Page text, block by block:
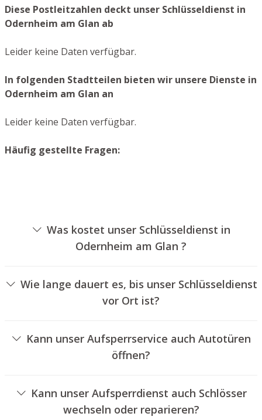
Diese Postleitzahlen deckt unser Schlüsseldienst in
Odernheim am Glan ab
Leider keine Daten verfügbar.
In folgenden Stadtteilen bieten wir unsere Dienste in
Odernheim am Glan an
Leider keine Daten verfügbar.
Häufig gestellte Fragen:
Was kostet unser Schlüsseldienst in
Odernheim am Glan ?
hängen von unterschiedlichen Faktoren ab, wie
beispielsweise der Art des Türschlosses, der Dauer der
Arbeiten und eventuellen Anfahrtskosten. Wir bieten
an.
Wie lange dauert es, bis unser Schlüsseldienst
vor Ort ist?
innerhalb von dreißig Minuten vor Ort. Die tatsächliche
Wartezeit hängt von der Entfernung des Einsatzortes zu
unserer Filiale und den aktuellen Verkehrsbedingungen
Kann unser Aufsperrservice auch Autotüren
öffnen?
Kann unser Aufsperrdienst auch Schlösser
wechseln oder reparieren?